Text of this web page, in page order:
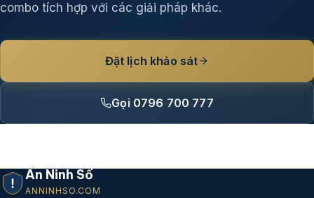
combo tích hợp với các giải pháp khác.
Đặt lịch khảo sát
Gọi 0796 700 777
An Ninh Số
ANNINHSO.COM